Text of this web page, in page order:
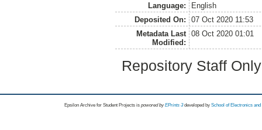
Language:
English
Deposited On:
07 Oct 2020 11:53
Metadata Last
Modified:
08 Oct 2020 01:01
Repository Staff
Epsilon Archive for Student Projects is powored byEPrints 3 developed by School of Electronics